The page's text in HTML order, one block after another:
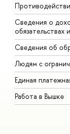
Сведения о
обязательствах
Сведения об
Людям с
Единая
Работа в Вышке